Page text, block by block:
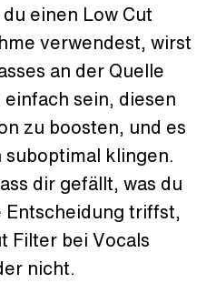
einen Low Cut
verwendest, wirst
an der Quelle
sein, diesen
zu boosten, und es
klingen.
dir gefällt, was du
Entscheidung triffst,
Filter bei Vocals
nicht.